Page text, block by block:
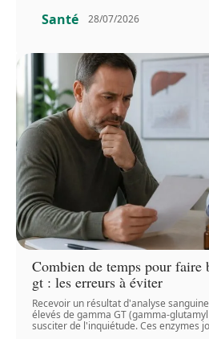
Santé 28/07/2026
Combien de temps pour faire
gt : les erreurs à éviter
Recevoir un résultat d'analyse
élevés de gamma GT (gamma-
susciter de l'inquiétude. Ces enzymes